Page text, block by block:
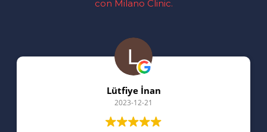
con Milano Clinic.
Lütfiye İnan
2023-12-21